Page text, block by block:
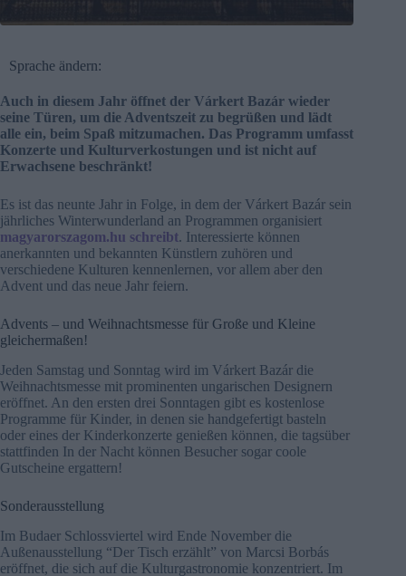
Sprache ändern:
Auch in diesem Jahr öffnet der Várkert Bazár wieder
seine Türen, um die Adventszeit zu begrüßen und lädt
alle ein, beim Spaß mitzumachen. Das Programm umfasst
Konzerte und Kulturverkostungen und ist nicht auf
Erwachsene beschränkt!
Es ist das neunte Jahr in Folge, in dem der Várkert Bazár sein
jährliches Winterwunderland an Programmen organisiert
magyarorszagom.hu schreibt. Interessierte können
anerkannten und bekannten Künstlern zuhören und
verschiedene Kulturen kennenlernen, vor allem aber den
Advent und das neue Jahr feiern.
Advents – und Weihnachtsmesse für Große und Kleine
gleichermaßen!
Jeden Samstag und Sonntag wird im Várkert Bazár die
Weihnachtsmesse mit prominenten ungarischen Designern
eröffnet. An den ersten drei Sonntagen gibt es kostenlose
Programme für Kinder, in denen sie handgefertigt basteln
oder eines der Kinderkonzerte genießen können, die tagsüber
stattfinden In der Nacht können Besucher sogar coole
Gutscheine ergattern!
Sonderausstellung
Im Budaer Schlossviertel wird Ende November die
Außenausstellung “Der Tisch erzählt” von Marcsi Borbás
eröffnet, die sich auf die Kulturgastronomie konzentriert. Im